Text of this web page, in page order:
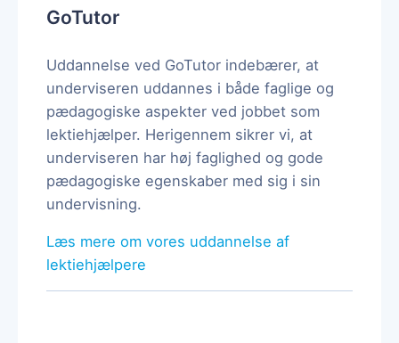
GoTutor
Uddannelse ved GoTutor indebærer, at
underviseren uddannes i både faglige og
pædagogiske aspekter ved jobbet som
lektiehjælper. Herigennem sikrer vi, at
underviseren har høj faglighed og gode
pædagogiske egenskaber med sig i sin
undervisning.
Læs mere om vores uddannelse af
lektiehjælpere